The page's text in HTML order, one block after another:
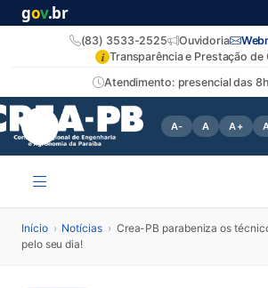
gov.br
Atendimento: presencial das
(83) 3533-2525 Ouvidoria
i Transparência e Prestação de
A- A A+
Início › Notícias › Crea-PB parabeniza os
pelo seu dia!